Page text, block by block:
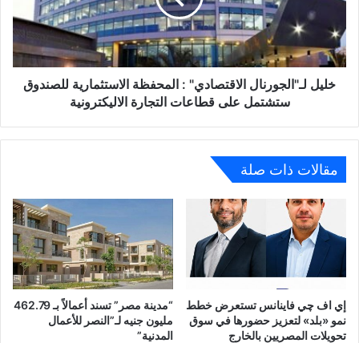
الاستثمارية
للصندوق
ستشتمل
على
قطاعات
خليل لـ"الجورنال الاقتصادي" : المحفظة الاستثمارية للصندوق
ستشتمل على قطاعات التجارة الاليكترونية
مقالات ذات صلة
إي اف چي فاينانس تستعرض خطط
نمو «بلد» لتعزيز حضورها في سوق
تحويلات المصريين بالخارج
“مدينة مصر” تسند أعمالاً بـ 462.79
مليون جنيه لـ”النصر للأعمال
المدنية”